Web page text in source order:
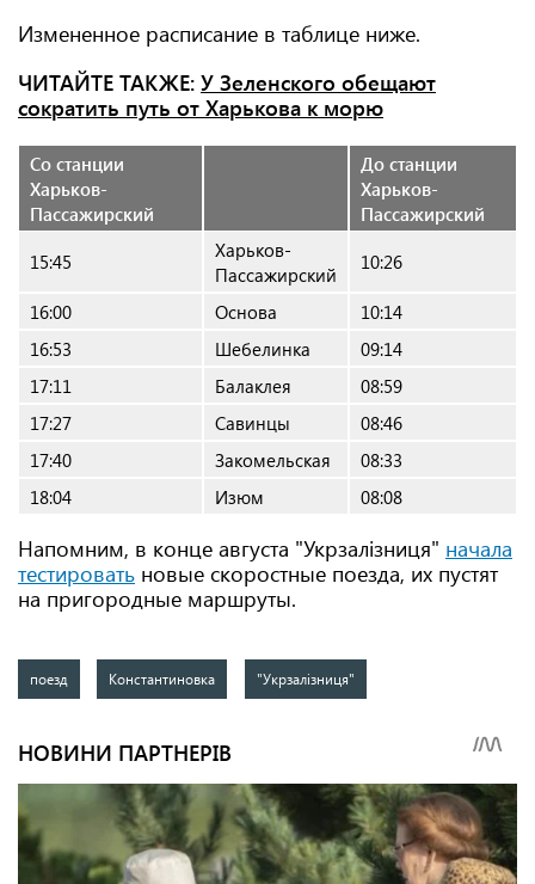
Измененное расписание в таблице ниже.
ЧИТАЙТЕ ТАКЖЕ: У Зеленского обещают
сократить путь от Харькова к морю
Со станции
Харьков-
Пассажирский
До станции
Харьков-
Пассажирский
15:45
Харьков-
Пассажирский
10:26
16:00
Основа
10:14
16:53
Шебелинка
09:14
17:11
Балаклея
08:59
17:27
Савинцы
08:46
17:40
Закомельская
08:33
18:04
Изюм 08:08
Напомним, в конце августа "Укрзалізниця" начала
тестировать новые скоростные поезда, их пустят
на пригородные маршруты.
поезд Константиновка "Укрзалізниця"